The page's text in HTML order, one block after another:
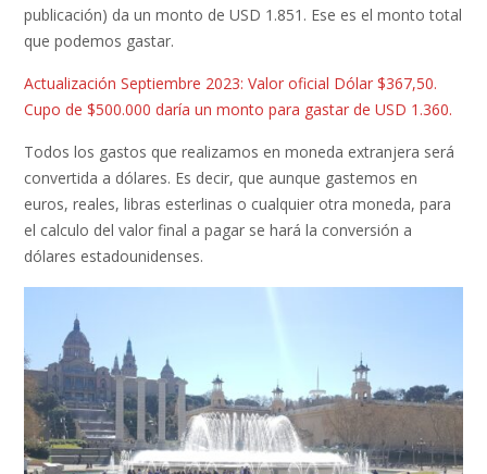
publicación) da un monto de USD 1.851. Ese es el monto total
que podemos gastar.
Actualización Septiembre 2023: Valor oficial Dólar $367,50.
Cupo de $500.000 daría un monto para gastar de USD 1.360.
Todos los gastos que realizamos en moneda extranjera será
convertida a dólares. Es decir, que aunque gastemos en
euros, reales, libras esterlinas o cualquier otra moneda, para
el calculo del valor final a pagar se hará la conversión a
dólares estadounidenses.